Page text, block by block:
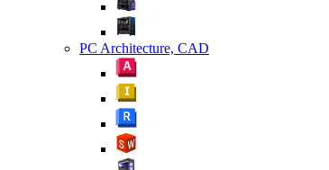
PC Architecture, CAD